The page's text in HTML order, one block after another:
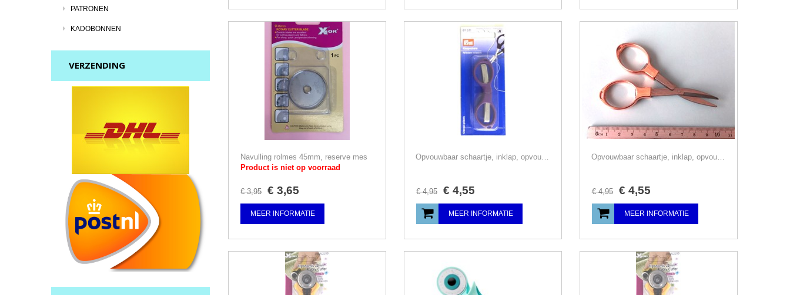
Navulling rolmes 45mm, reserve mes
Product is niet op voorraad
€ 3,95 € 3,65
MEER INFORMATIE
Opvouwbaar schaartje, inklap, opvouw, reis, paars, Prym
€ 4,95 € 4,55
MEER INFORMATIE
Opvouwbaar schaartje, inklap, opvouw, reis, rosé goud
€ 4,95 € 4,55
MEER INFORMATIE
PATRONEN
KADOBONNEN
VERZENDING